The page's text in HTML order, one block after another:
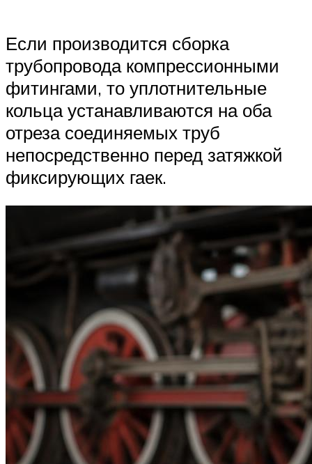
Если производится сборка
трубопровода компрессионными
фитингами, то уплотнительные
кольца устанавливаются на оба
отреза соединяемых труб
непосредственно перед затяжкой
фиксирующих гаек.